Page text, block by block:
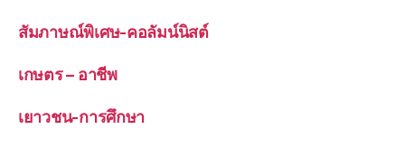
สัมภาษณ์พิเศษ-คอลัมน์นิสต์
เกษตร – อาชีพ
เยาวชน-การศึกษา